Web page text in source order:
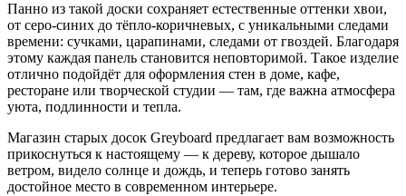
Панно из такой доски сохраняет естественные оттенки хвои,
от серо-синих до тёпло-коричневых, с уникальными следами
времени: сучками, царапинами, следами от гвоздей. Благодаря
этому каждая панель становится неповторимой. Такое изделие
отлично подойдёт для оформления стен в доме, кафе,
ресторане или творческой студии — там, где важна атмосфера
уюта, подлинности и тепла.
Магазин старых досок Greyboard предлагает вам возможность
прикоснуться к настоящему — к дереву, которое дышало
ветром, видело солнце и дождь, и теперь готово занять
достойное место в современном интерьере.